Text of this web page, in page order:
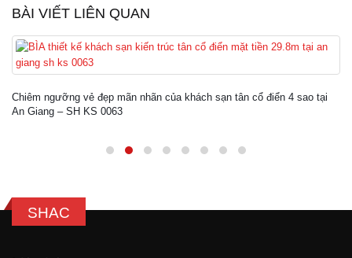
BÀI VIẾT LIÊN QUAN
Chiêm ngưỡng vẻ đẹp mãn nhãn của khách sạn tân cổ điển 4 sao tại
An Giang – SH KS 0063
SHAC